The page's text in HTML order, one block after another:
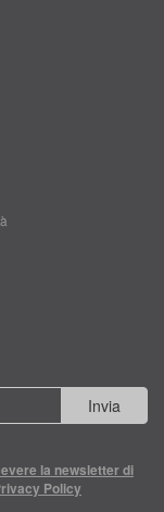
Invia
la newsletter di
Policy